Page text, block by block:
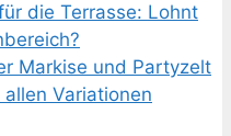
die Terrasse: Lohnt
Markise und Partyzelt
Variationen